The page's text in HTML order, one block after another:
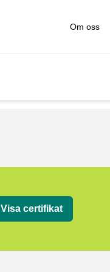
Om oss
Visa certifikat